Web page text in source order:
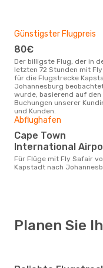
Günstigster Flugpreis
80€
Der billigste Flug, der in den
letzten 72 Stunden mit
für die Flugstrecke
Johannesburg
wurde, basierend auf den
Buchungen unserer
und Kunden.
Abflughafen
Cape Town
International
Für Flüge mit Fly Safair von
Kapstadt nach
Planen Sie